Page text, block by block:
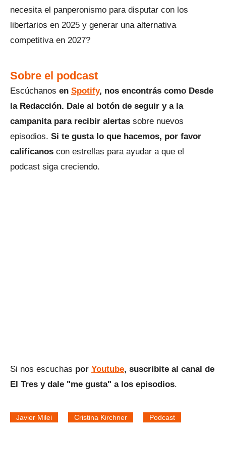
necesita el panperonismo para disputar con los
libertarios en 2025 y generar una alternativa
competitiva en 2027?
Sobre el podcast
Escúchanos en Spotify, nos encontrás como Desde
la Redacción. Dale al botón de seguir y a la
campanita para recibir alertas sobre nuevos
episodios. Si te gusta lo que hacemos, por favor
califícanos con estrellas para ayudar a que el
podcast siga creciendo.
Si nos escuchas por Youtube, suscribite al canal de
El Tres y dale "me gusta" a los episodios.
Javier Milei Cristina Kirchner Podcast